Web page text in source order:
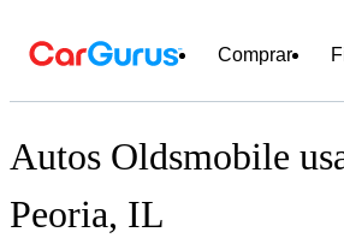
Comprar
Autos Oldsmobile
Peoria, IL